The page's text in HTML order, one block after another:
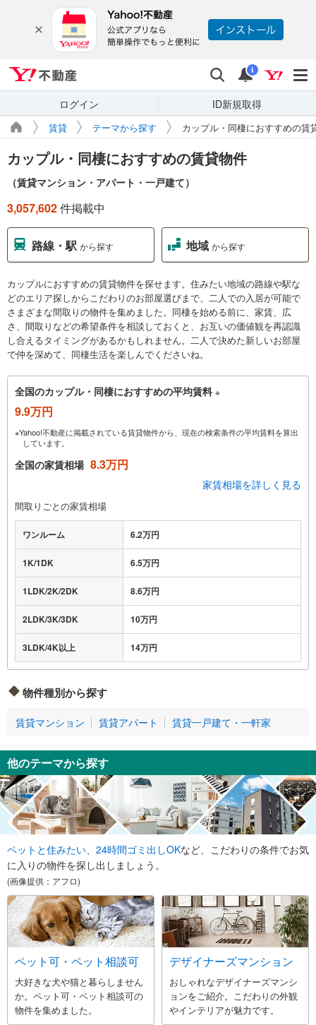
検索 通知
i
ログイン ID新規取得
賃貸 テーマから探す カップル・同棲におすすめの賃
カップル・同棲におすすめの賃貸物件
（賃貸マンション・アパート・一戸建て）
3,057,602件掲載中
路線・駅 から探す 地域 から探す
カップルにおすすめの賃貸物件を探せます。住みたい地域の路線や駅な
どのエリア探しからこだわりのお部屋選びまで、二人での入居が可能で
さまざまな間取りの物件を集めました。同棲を始める前に、家賃、広
さ、間取りなどの希望条件を相談しておくと、お互いの価値観を再認識
し合えるタイミングがあるかもしれません。二人で決めた新しいお部屋
で仲を深めて、同棲生活を楽しんでくださいね。
全国のカップル・同棲におすすめの平均賃料 ※
9.9万円
※Yahoo!不動産に掲載されている賃貸物件から、現在の検索条件の平均賃料を算出
しています。
全国の家賃相場 8.3万円
家賃相場を詳しく見る
間取りごとの家賃相場
ワンルーム 6.2万円
1K/1DK 6.5万円
1LDK/2K/2DK 8.6万円
2LDK/3K/3DK 10万円
3LDK/4K以上 14万円
物件種別から探す
賃貸マンション 賃貸アパート 賃貸一戸建て・一軒家
他のテーマから探す
ペットと住みたい 24時間ゴミ出しOKなど、こだわりの条件でお気
に入りの物件を探し出しましょう。
(画像提供：アフロ)
ペット可・ペット相談可
大好きな犬や猫と暮らしません
か。ペット可・ペット相談可の
物件を集めました。
デザイナーズマンション
おしゃれなデザイナーズマンシ
ョンをご紹介。こだわりの外観
やインテリアが魅力です。